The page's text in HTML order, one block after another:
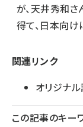
が、天井秀和さ
得て、日本向け
関連リンク
オリジナ
この記事のキー